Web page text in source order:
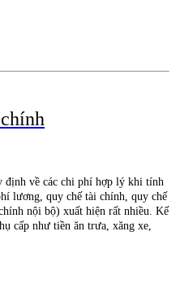
định về các chi phí hợp lý khi tính
lương, quy chế tài chính, quy chế
nội bộ) xuất hiện rất nhiều. Kế
cấp như tiền ăn trưa, xăng xe,